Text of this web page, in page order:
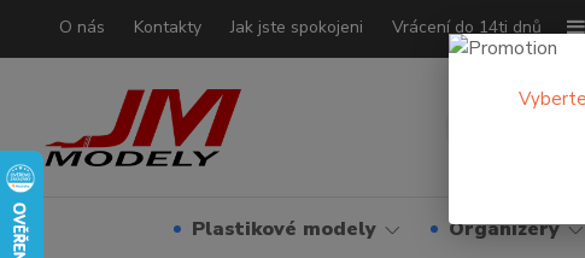
O nás Kontakty Jak jste spokojeni Vrácení do 14ti dnů
Plastikové modely Organizéry